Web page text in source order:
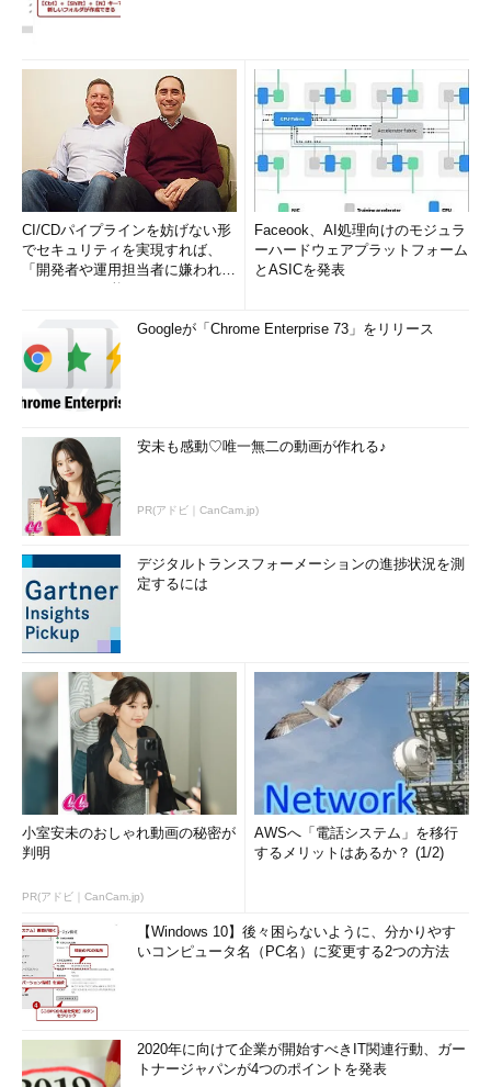
CI/CDパイプラインを妨げない形
でセキュリティを実現すれば、
「開発者や運用担当者に嫌われな
Faceook、AI処理向けのモジュラ
ーハードウェアプラットフォーム
とASICを発表
Googleが「Chrome Enterprise 73」をリリース
安未も感動♡唯一無二の動画が作れる♪
PR(アドビ｜CanCam.jp)
デジタルトランスフォーメーションの進捗状況を測
定するには
小室安未のおしゃれ動画の秘密が
判明
PR(アドビ｜CanCam.jp)
AWSへ「電話システム」を移行
するメリットはあるか？ (1/2)
【Windows 10】後々困らないように、分かりやす
いコンピュータ名（PC名）に変更する2つの方法
2020年に向けて企業が開始すべきIT関連行動、ガー
トナージャパンが4つのポイントを発表